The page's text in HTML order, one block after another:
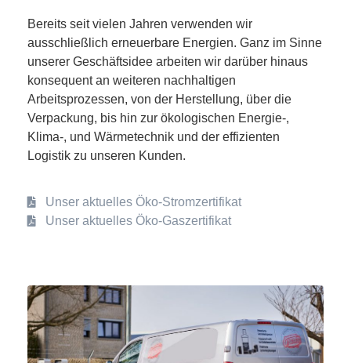
Bereits seit vielen Jahren verwenden wir
ausschließlich erneuerbare Energien. Ganz im Sinne
unserer Geschäftsidee arbeiten wir darüber hinaus
konsequent an weiteren nachhaltigen
Arbeitsprozessen, von der Herstellung, über die
Verpackung, bis hin zur ökologischen Energie-,
Klima-, und Wärmetechnik und der effizienten
Logistik zu unseren Kunden.
Unser aktuelles Öko-Stromzertifikat
Unser aktuelles Öko-Gaszertifikat